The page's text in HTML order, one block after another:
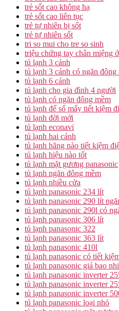
trẻ sốt cao không hạ
trẻ sốt cao liên tục
trẻ tự nhiên bị sốt
trẻ tự nhiên sốt
tri so mui cho tre so sinh
triệu chứng tay chân miệng
tủ lạnh 3 cánh
tủ lạnh 3 cánh có ngăn đông
tủ lạnh 6 cánh
tủ lạnh cho gia đình 4 người
tủ lạnh có ngăn đông mềm
tủ lạnh để số mấy tiết kiệm
tủ lạnh đời mới
tủ lạnh econavi
tủ lạnh hai cánh
tủ lạnh hãng nào tiết kiệm
tủ lạnh hiệu nào tốt
tủ lạnh mặt gương panasonic
tủ lạnh ngăn đông mềm
tủ lạnh nhiều cửa
tủ lạnh panasonic 234 lít
tủ lạnh panasonic 290 lít
tủ lạnh panasonic 290l có
tủ lạnh panasonic 306 lít
tủ lạnh panasonic 322
tủ lạnh panasonic 363 lít
tủ lạnh panasonic 410l
tủ lạnh panasonic có tiết
tủ lạnh panasonic giá bao
tủ lạnh panasonic inverter
tủ lạnh panasonic inverter
tủ lạnh panasonic inverter
tủ lạnh panasonic loại nhỏ